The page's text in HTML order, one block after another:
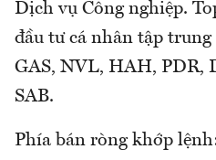
Dịch vụ Công nghiệp.
đầu tư cá nhân tập
GAS, NVL, HAH, PDR,
SAB.
Phía bán ròng khớp